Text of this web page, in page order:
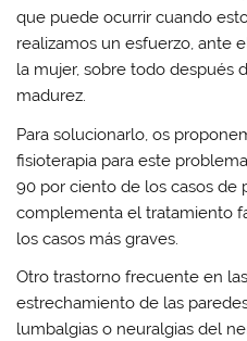
que puede ocurrir cuando
realizamos un esfuerzo, ante
la mujer, sobre todo después
madurez.
Para solucionarlo, os
fisioterapia para este
90 por ciento de los casos de
complementa el tratamiento
los casos más graves.
Otro trastorno frecuente en las
estrechamiento de las
lumbalgias o neuralgias del